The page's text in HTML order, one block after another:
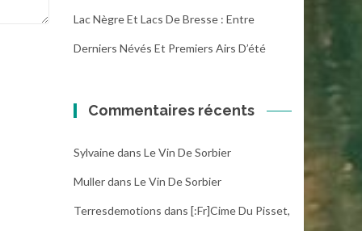
Lac Nègre Et Lacs De Bresse : Entre
Derniers Névés Et Premiers Airs D’été
Commentaires récents
Sylvainedans Le Vin De Sorbier
Mullerdans Le Vin De Sorbier
Terresdemotions dans [:fr]Cime Du Pisset,